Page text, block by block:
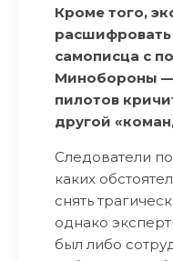
Кроме того,
расшифровать
самописца с
Минобороны —
пилотов
другой
Следователи
каких
снять
однако
был либо